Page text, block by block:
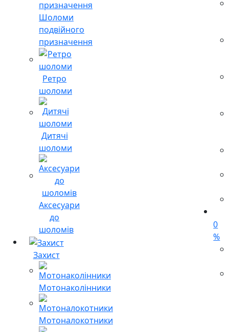
Шоломи
подвійного
призначення
Ретро
шоломи
Дитячі
шоломи
Аксесуари
до
шоломів
Захист
Мотонаколінники
Мотоналокотники
0
%